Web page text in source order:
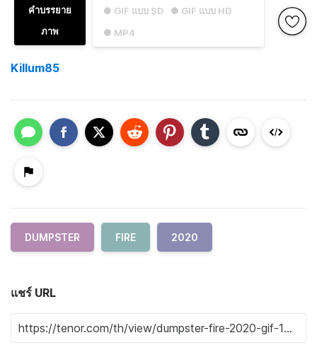
● GIF แบบ SD
● GIF แบบ HD
● MP4
คำบรรยาย
ภาพ
Killum85
DUMPSTER FIRE 2020
แชร์ URL